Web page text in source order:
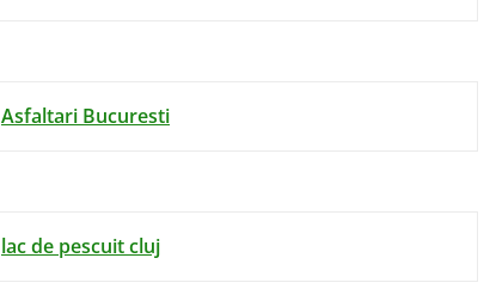
Asfaltari Bucuresti
lac de pescuit cluj